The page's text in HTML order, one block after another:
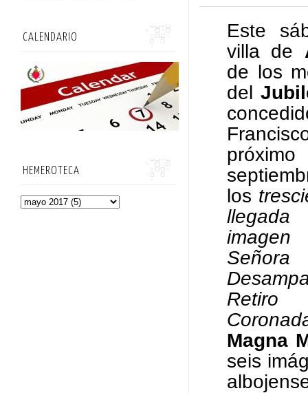
Este
villa de
de los
del
los
Retiro
Magna
seis
CALENDARIO
HEMEROTECA